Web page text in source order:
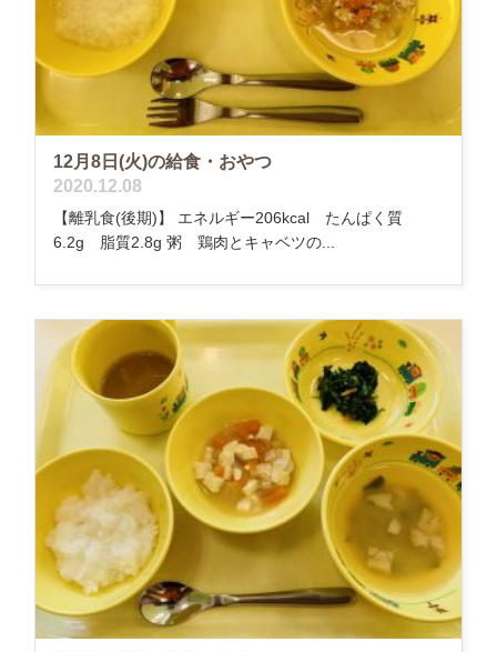
12月8日(火)の給食・おやつ
2020.12.08
【離乳食(後期)】 エネルギー206kcal たんぱく質
6.2g 脂質2.8g 粥 鶏肉とキャベツの...